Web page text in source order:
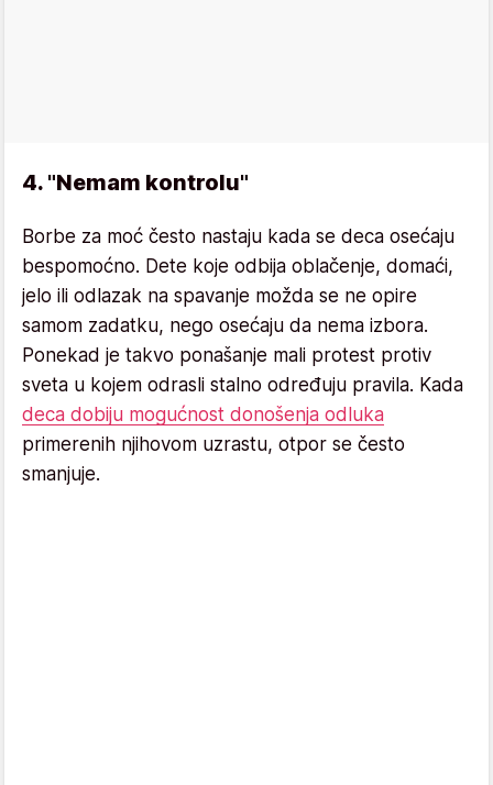
4. "Nemam kontrolu"
Borbe za moć često nastaju kada se deca osećaju
bespomoćno. Dete koje odbija oblačenje, domaći,
jelo ili odlazak na spavanje možda se ne opire
samom zadatku, nego osećaju da nema izbora.
Ponekad je takvo ponašanje mali protest protiv
sveta u kojem odrasli stalno određuju pravila. Kada
deca dobiju mogućnost donošenja odluka
primerenih njihovom uzrastu, otpor se često
smanjuje.